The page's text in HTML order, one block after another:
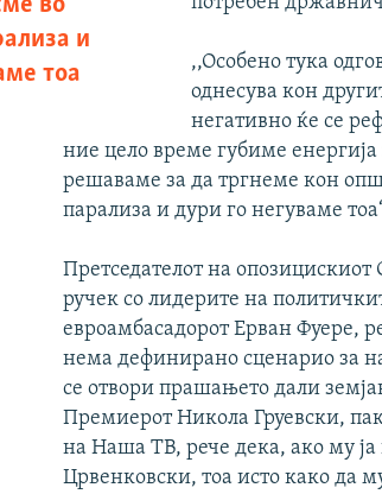
и
тоа
,,Особено тука
однесува кон
негативно ќе се
ние цело време губиме
решаваме за да тргнеме кон
парализа и дури го негуваме
Претседателот на
ручек со лидерите на
евроамбасадорот Ерван Фуере,
нема дефинирано сценарио за
се отвори прашањето дали
Премиерот Никола Груевски,
на Наша ТВ, рече дека, ако му ја
Црвенковски, тоа исто како да